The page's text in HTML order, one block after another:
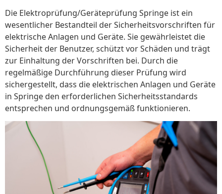
Die Elektroprüfung/Geräteprüfung Springe ist ein
wesentlicher Bestandteil der Sicherheitsvorschriften für
elektrische Anlagen und Geräte. Sie gewährleistet die
Sicherheit der Benutzer, schützt vor Schäden und trägt
zur Einhaltung der Vorschriften bei. Durch die
regelmäßige Durchführung dieser Prüfung wird
sichergestellt, dass die elektrischen Anlagen und Geräte
in Springe den erforderlichen Sicherheitsstandards
entsprechen und ordnungsgemäß funktionieren.